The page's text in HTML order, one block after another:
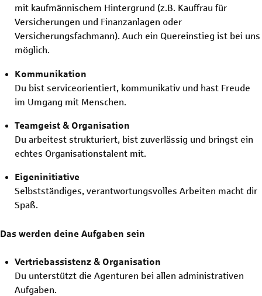
mit kaufmännischem Hintergrund (z.B. Kauffrau für
Versicherungen und Finanzanlagen oder
Versicherungsfachmann). Auch ein Quereinstieg ist bei uns
möglich.
Kommunikation
Du bist serviceorientiert, kommunikativ und hast Freude
im Umgang mit Menschen.
Teamgeist & Organisation
Du arbeitest strukturiert, bist zuverlässig und bringst ein
echtes Organisationstalent mit.
Eigeninitiative
Selbstständiges, verantwortungsvolles Arbeiten macht dir
Spaß.
Das werden deine Aufgaben sein
Vertriebassistenz & Organisation
Du unterstützt die Agenturen bei allen administrativen
Aufgaben.